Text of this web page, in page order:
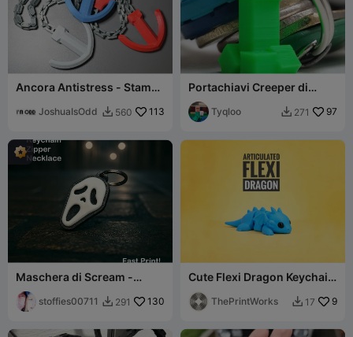
Ancora Antistress - Stampa
Misti!JoshuaIsOdd  560 113
Portachiavi Creeper di
Minecraft
Tyqloo  271 97
Maschera di Scream -
Portachiavi
stoffies00711  291 130
Cute Flexi Dragon Keychain
/ Toy
ThePrintWorks  17 9